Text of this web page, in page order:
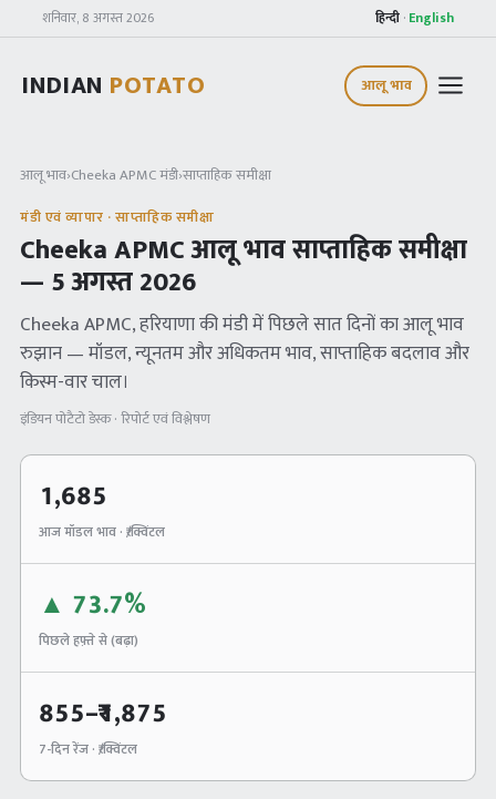
शनिवार, 8 अगस्त 2026 हिन्दी · English
INDIAN POTATO आलू भाव
आलू भाव›Cheeka APMCमंडी›साप्ताहिक समीक्षा
मंडी एवं व्यापार · साप्ताहिक समीक्षा
Cheeka APMCआलू भाव साप्ताहिक समीक्षा
— 5 अगस्त 2026
Cheeka APMC, हरियाणाकी मंडी में पिछले सात दिनों का आलू भाव
रुझान — मॉडल, न्यूनतम और अधिकतम भाव, साप्ताहिक बदलाव और
किस्म-वार चाल।
इंडियन पोटैटो डेस्क · रिपोर्ट एवं विश्लेषण
1,685
आज मॉडल भाव · ₹/क्विंटल
▲ 73.7%
पिछले हफ़्ते से (बढ़ा)
855–₹1,875
7-दिन रेंज · ₹/क्विंटल